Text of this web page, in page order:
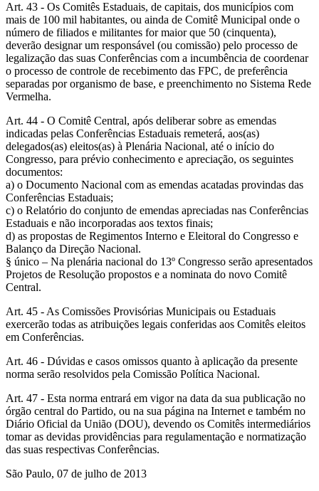
Art. 43 - Os Comitês Estaduais, de capitais, dos municípios com
mais de 100 mil habitantes, ou ainda de Comitê Municipal onde o
número de filiados e militantes for maior que 50 (cinquenta),
deverão designar um responsável (ou comissão) pelo processo de
legalização das suas Conferências com a incumbência de coordenar
o processo de controle de recebimento das FPC, de preferência
separadas por organismo de base, e preenchimento no Sistema Rede
Vermelha.
Art. 44 - O Comitê Central, após deliberar sobre as emendas
indicadas pelas Conferências Estaduais remeterá, aos(as)
delegados(as) eleitos(as) à Plenária Nacional, até o início do
Congresso, para prévio conhecimento e apreciação, os seguintes
documentos:
a) o Documento Nacional com as emendas acatadas provindas das
Conferências Estaduais;
c) o Relatório do conjunto de emendas apreciadas nas Conferências
Estaduais e não incorporadas aos textos finais;
d) as propostas de Regimentos Interno e Eleitoral do Congresso e
Balanço da Direção Nacional.
§ único – Na plenária nacional do 13º Congresso serão apresentados
Projetos de Resolução propostos e a nominata do novo Comitê
Central.
Art. 45 - As Comissões Provisórias Municipais ou Estaduais
exercerão todas as atribuições legais conferidas aos Comitês eleitos
em Conferências.
Art. 46 - Dúvidas e casos omissos quanto à aplicação da presente
norma serão resolvidos pela Comissão Política Nacional.
Art. 47 - Esta norma entrará em vigor na data da sua publicação no
órgão central do Partido, ou na sua página na Internet e também no
Diário Oficial da União (DOU), devendo os Comitês intermediários
tomar as devidas providências para regulamentação e normatização
das suas respectivas Conferências.
São Paulo, 07 de julho de 2013